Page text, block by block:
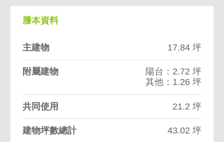
謄本資料
主建物 17.84 坪
附屬建物
陽台：2.72 坪
其他：1.26 坪
共同使用 21.2 坪
建物坪數總計 43.02 坪